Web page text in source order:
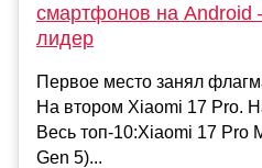
смартфонов на
лидер
Первое место занял
На втором Xiaomi 17 Pro.
Весь топ-10:Xiaomi 17 Pro
Gen 5)...